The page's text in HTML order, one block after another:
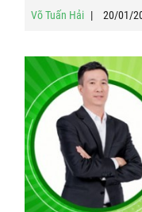
Võ Tuấn Hải 20/01/